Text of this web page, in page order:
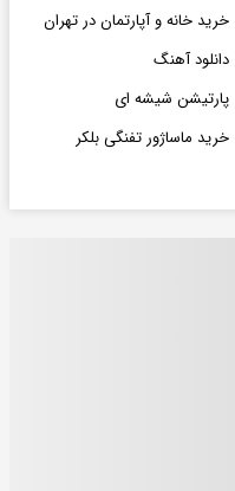
خرید خانه و آپارتمان در تهران
دانلود آهنگ
پارتیشن شیشه ای
خرید ماساژور تفنگی بلکر